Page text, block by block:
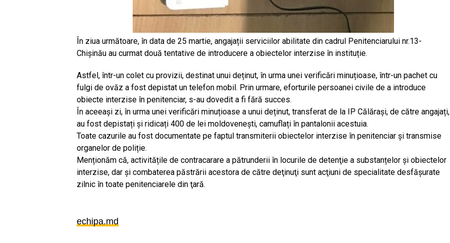
În ziua următoare, în data de 25 martie, angajații serviciilor abilitate din cadrul Penitenciarului nr.13-
Chișinău au curmat două tentative de introducere a obiectelor interzise în instituție.
Astfel, într-un colet cu provizii, destinat unui deținut, în urma unei verificări minuțioase, într-un pachet cu
fulgi de ovăz a fost depistat un telefon mobil. Prin urmare, eforturile persoanei civile de a introduce
obiecte interzise în penitenciar, s-au dovedit a fi fără succes.
În aceeași zi, în urma unei verificări minuțioase a unui deținut, transferat de la IP Călărași, de către angajați,
au fost depistați și ridicați 400 de lei moldovenești, camuflați în pantalonii acestuia.
Toate cazurile au fost documentate pe faptul transmiterii obiectelor interzise în penitenciar și transmise
organelor de poliție.
Menționăm că, activitățile de contracarare a pătrunderii în locurile de detenţie a substanțelor și obiectelor
interzise, dar şi combaterea păstrării acestora de către deţinuţi sunt acţiuni de specialitate desfăşurate
zilnic în toate penitenciarele din ţară.
echipa.md